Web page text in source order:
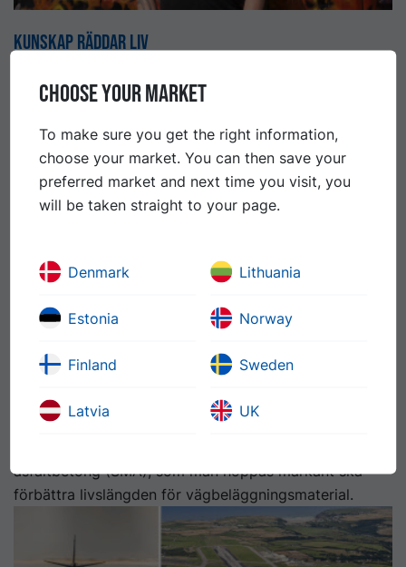
Kunskap räddar liv
utbildning. Först då är det möjligt att agera både
Rätt vägval för Wales
Efter drygt tio års utveckling har Wales regering tagit
asfaltbetong (SMA), som man hoppas markant ska
förbättra livslängden för vägbeläggningsmaterial.
CHOOSE YOUR MARKET
To make sure you get the right information,
choose your market. You can then save your
preferred market and next time you visit, you
will be taken straight to your page.
Denmark
Estonia
Finland
Latvia
Lithuania
Norway
Sweden
UK